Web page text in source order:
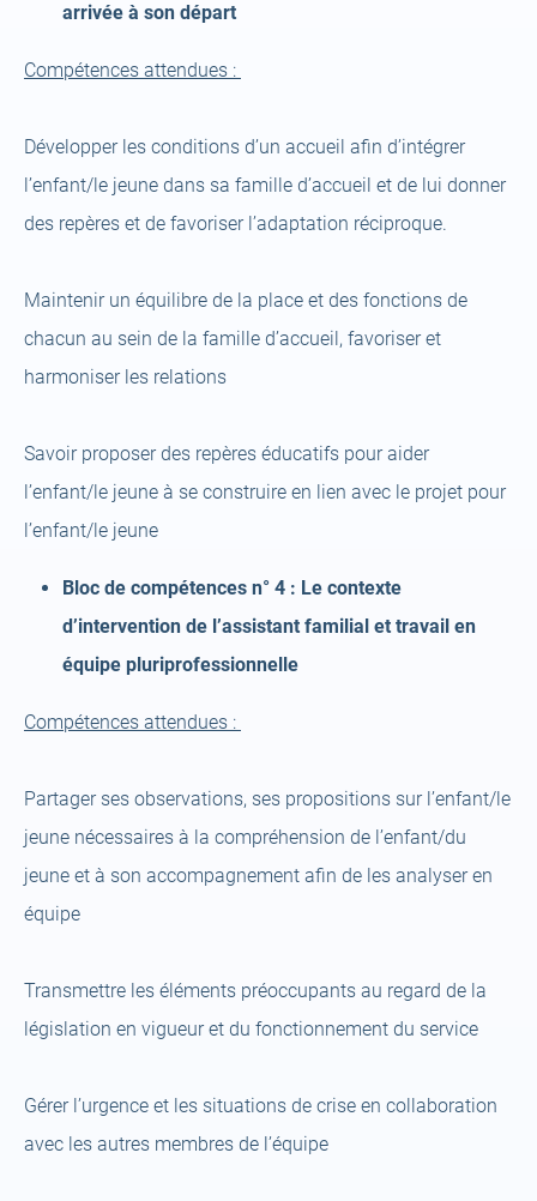
arrivée à son départ
Compétences attendues :
Développer les conditions d’un accueil afin d’intégrer
l’enfant/le jeune dans sa famille d’accueil et de lui donner
des repères et de favoriser l’adaptation réciproque.
Maintenir un équilibre de la place et des fonctions de
chacun au sein de la famille d’accueil, favoriser et
harmoniser les relations
Savoir proposer des repères éducatifs pour aider
l’enfant/le jeune à se construire en lien avec le projet pour
l’enfant/le jeune
Bloc de compétences n° 4 : Le contexte
d’intervention de l’assistant familial et travail en
équipe pluriprofessionnelle
Compétences attendues :
Partager ses observations, ses propositions sur l’enfant/le
jeune nécessaires à la compréhension de l’enfant/du
jeune et à son accompagnement afin de les analyser en
équipe
Transmettre les éléments préoccupants au regard de la
législation en vigueur et du fonctionnement du service
Gérer l’urgence et les situations de crise en collaboration
avec les autres membres de l’équipe